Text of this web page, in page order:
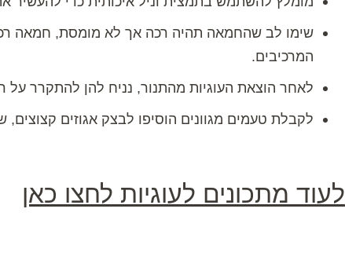
שימו לב שהחמאה תהיה רכה אך לא מומסת, חמאה
המרכיבים.
לאחר הוצאת העוגיות מהתנור, נניח להן להתקרר על
לקבלת טעמים מגוונים הוסיפו לבצק אגוזים קצוצים,
לעוד מתכונים לעוגיות לחצו כאן